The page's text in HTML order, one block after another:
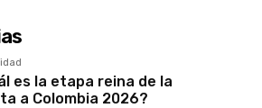
es la etapa reina de la
a Colombia 2026?